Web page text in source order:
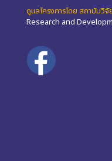
ดูแลโครงการโดย สถาบันวิ
Research and